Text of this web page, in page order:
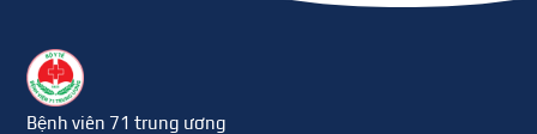
Bệnh viên 71 trung ương